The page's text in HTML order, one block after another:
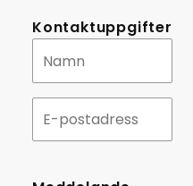
Kontaktuppgifter